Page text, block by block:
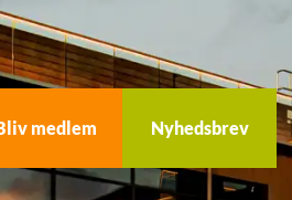
medlem Nyhedsbrev